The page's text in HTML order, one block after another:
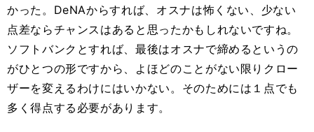
かった。DeNAからすれば、オスナは怖くない、少ない
点差ならチャンスはあると思ったかもしれないですね。
ソフトバンクとすれば、最後はオスナで締めるというの
がひとつの形ですから、よほどのことがない限りクロー
ザーを変えるわけにはいかない。そのためには１点でも
多く得点する必要があります。